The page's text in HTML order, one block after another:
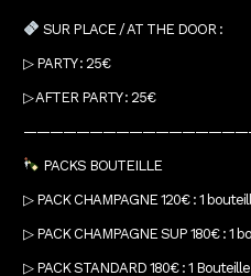
SUR PLACE / AT THE DOOR :
▷ PARTY : 25€
▷ AFTER PARTY : 25€
PACKS BOUTEILLE
▷ PACK CHAMPAGNE 120€ : 1
▷ PACK CHAMPAGNE SUP 180€ : 1
▷ PACK STANDARD 180€ : 1